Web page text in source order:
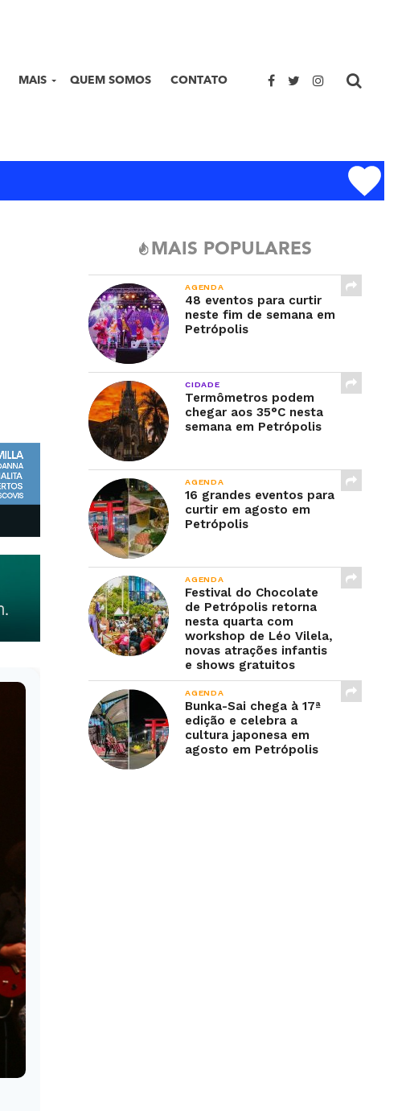
MAIS QUEM SOMOS CONTATO
MAIS POPULARES
AGENDA
48 eventos para curtir
neste fim de semana em
Petrópolis
CIDADE
Termômetros podem
chegar aos 35°C nesta
semana em Petrópolis
AGENDA
16 grandes eventos para
curtir em agosto em
Petrópolis
AGENDA
Festival do Chocolate
de Petrópolis retorna
nesta quarta com
workshop de Léo Vilela,
novas atrações infantis
e shows gratuitos
AGENDA
Bunka-Sai chega à 17ª
edição e celebra a
cultura japonesa em
agosto em Petrópolis